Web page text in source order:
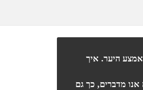
היער. איך
מדברים, כך גם